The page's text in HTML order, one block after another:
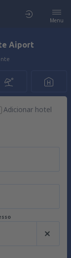
Menu
Aiport
Adicionar hotel